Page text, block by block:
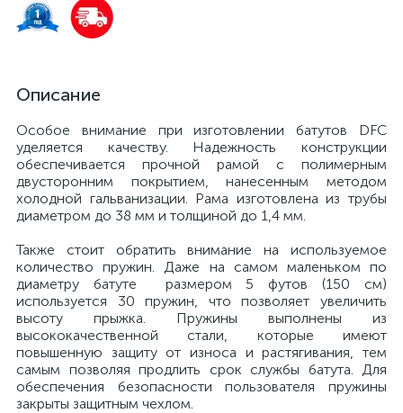
Описание
Особое внимание при изготовлении батутов DFC
уделяется качеству. Надежность конструкции
обеспечивается прочной рамой с полимерным
двусторонним покрытием, нанесенным методом
холодной гальванизации. Рама изготовлена из трубы
диаметром до 38 мм и толщиной до 1,4 мм.
Также стоит обратить внимание на используемое
количество пружин. Даже на самом маленьком по
диаметру батуте размером 5 футов (150 см)
используется 30 пружин, что позволяет увеличить
высоту прыжка. Пружины выполнены из
высококачественной стали, которые имеют
повышенную защиту от износа и растягивания, тем
самым позволяя продлить срок службы батута. Для
обеспечения безопасности пользователя пружины
закрыты защитным чехлом.